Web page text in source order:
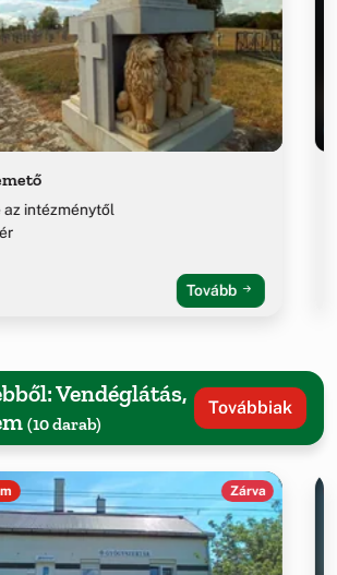
intézménytől
Tovább
Vendéglátás,
(10 darab)
Továbbiak
Zárva